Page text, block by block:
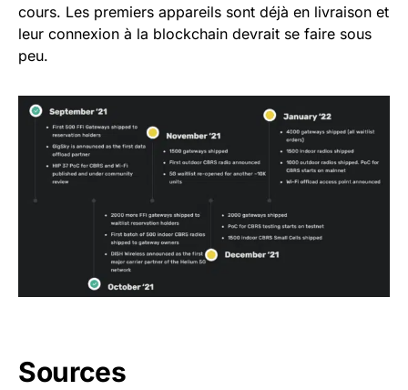
cours. Les premiers appareils sont déjà en livraison et
leur connexion à la blockchain devrait se faire sous
peu.
Sources